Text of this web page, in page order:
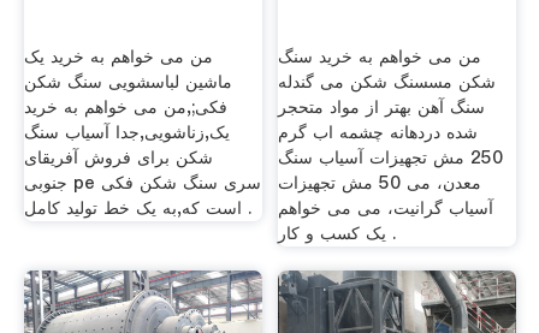
من می خواهم به خرید یک
ماشین لباسشویی سنگ شکن
فکی;,من می خواهم به خرید
یک,زناشویی,جدا آسیاب سنگ
شکن برای فروش آفریقای
جنوبی pe سری سنگ شکن فکی
است که,به یک خط تولید کامل .
من می خواهم به خرید سنگ
شکن مسسنگ شکن می گندله
سنگ آهن بهتر از مواد متحجر
شده دردهانه چشمه اب گرم
250 مش تجهیزات آسیاب سنگ
معدن، می 50 مش تجهیزات
آسیاب گرانیت، می می خواهم
یک کسب و کار .